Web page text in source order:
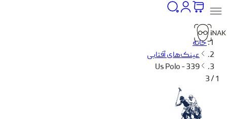
خانه
عینک‌های آفتابی
Us Polo - 339
1 / 3